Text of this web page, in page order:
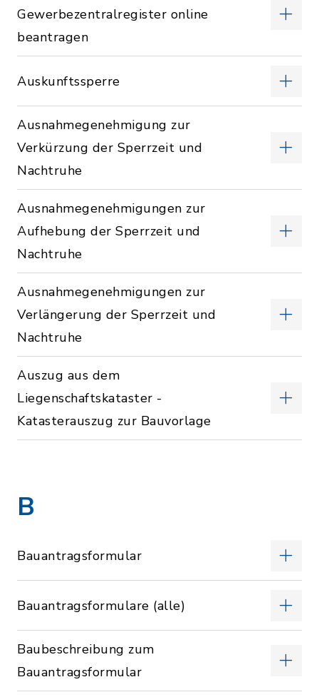
Gewerbezentralregister online
beantragen
Auskunftssperre
Ausnahmegenehmigung zur
Verkürzung der Sperrzeit und
Nachtruhe
Ausnahmegenehmigungen zur
Aufhebung der Sperrzeit und
Nachtruhe
Ausnahmegenehmigungen zur
Verlängerung der Sperrzeit und
Nachtruhe
Auszug aus dem
Liegenschaftskataster -
Katasterauszug zur Bauvorlage
B
Bauantragsformular
Bauantragsformulare (alle)
Baubeschreibung zum
Bauantragsformular